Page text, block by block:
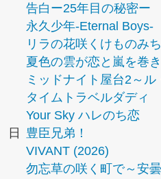
告白ー25年目の秘密ー
永久少年-Eternal Boys-
リラの花咲くけものみ
夏色の雲が恋と嵐を巻
ミッドナイト屋台2～ル
タイムトラベルダディ
Your Sky ハレのち恋
日
豊臣兄弟！
VIVANT (2026)
勿忘草の咲く町で～安